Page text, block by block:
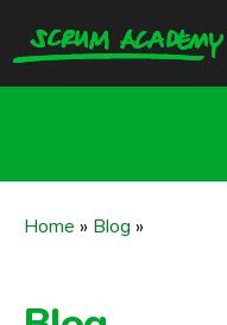
Home » Blog »